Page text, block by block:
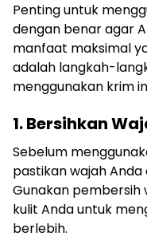
Penting untuk
dengan benar agar
manfaat maksimal
adalah langkah-
menggunakan krim
1. Bersihkan
Sebelum
pastikan wajah
Gunakan pembersih
kulit Anda untuk
berlebih.